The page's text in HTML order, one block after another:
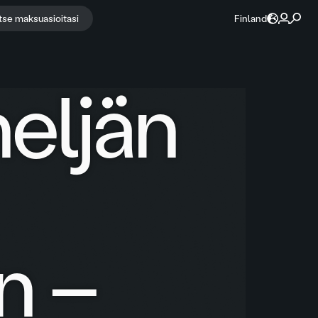
maksuasioitasi Finland
–